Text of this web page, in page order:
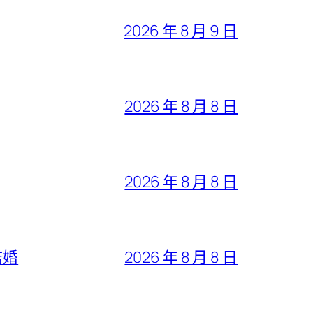
2026 年 8 月 9 日
2026 年 8 月 8 日
2026 年 8 月 8 日
2026 年 8 月 8 日